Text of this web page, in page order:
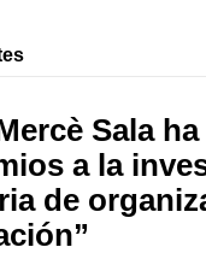
Sala
a la
de